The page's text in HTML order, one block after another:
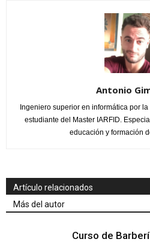
Antonio
Ingeniero superior en informática por
estudiante del Master IARFID.
educación y formación
Artículo relacionados
Más del autor
Curso de